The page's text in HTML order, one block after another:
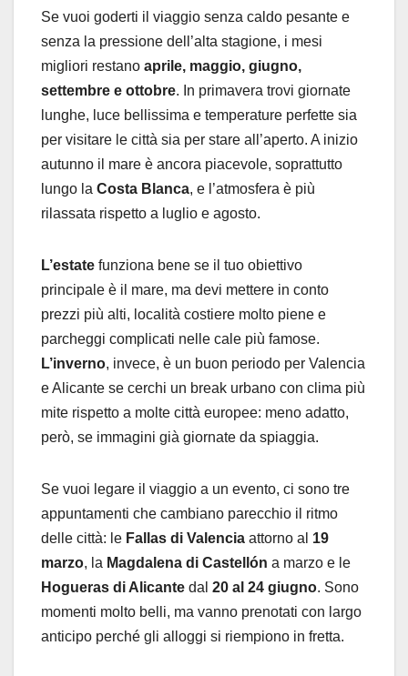
Se vuoi goderti il viaggio senza caldo pesante e
senza la pressione dell’alta stagione, i mesi
migliori restano aprile, maggio, giugno,
settembre e ottobre. In primavera trovi giornate
lunghe, luce bellissima e temperature perfette sia
per visitare le città sia per stare all’aperto. A inizio
autunno il mare è ancora piacevole, soprattutto
lungo la Costa Blanca, e l’atmosfera è più
rilassata rispetto a luglio e agosto.
L’estate funziona bene se il tuo obiettivo
principale è il mare, ma devi mettere in conto
prezzi più alti, località costiere molto piene e
parcheggi complicati nelle cale più famose.
L’inverno, invece, è un buon periodo per Valencia
e Alicante se cerchi un break urbano con clima più
mite rispetto a molte città europee: meno adatto,
però, se immagini già giornate da spiaggia.
Se vuoi legare il viaggio a un evento, ci sono tre
appuntamenti che cambiano parecchio il ritmo
delle città: le Fallas di Valencia attorno al 19
marzo, la Magdalena di Castellón a marzo e le
Hogueras di Alicante dal 20 al 24 giugno. Sono
momenti molto belli, ma vanno prenotati con largo
anticipo perché gli alloggi si riempiono in fretta.